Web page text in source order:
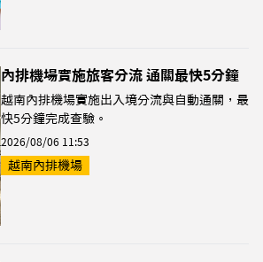
內排機場實施旅客分流 通關最快5分鐘
越南內排機場實施出入境分流與自動通關，最
快5分鐘完成查驗。
2026/08/06 11:53
越南內排機場